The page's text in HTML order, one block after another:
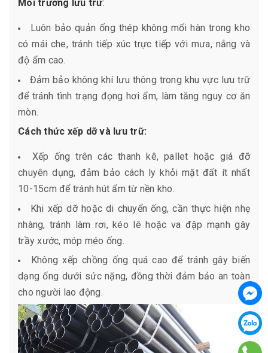
Môi trường lưu trữ:
Luôn bảo quản ống thép không mối hàn trong kho
có mái che, tránh tiếp xúc trực tiếp với mưa, nắng và
độ ẩm cao.
Đảm bảo không khí lưu thông trong khu vực lưu trữ
để tránh tình trạng đọng hơi ẩm, làm tăng nguy cơ ăn
mòn.
Cách thức xếp dỡ và lưu trữ:
Xếp ống trên các thanh kê, pallet hoặc giá đỡ
chuyên dụng, đảm bảo cách ly khỏi mặt đất ít nhất
10-15cm để tránh hút ẩm từ nền kho.
Khi xếp dỡ hoặc di chuyển ống, cần thực hiện nhẹ
nhàng, tránh làm rơi, kéo lê hoặc va đập mạnh gây
trầy xước, móp méo ống.
Không xếp chồng ống quá cao để tránh gây biến
dạng ống dưới sức nặng, đồng thời đảm bảo an toàn
cho người lao động.